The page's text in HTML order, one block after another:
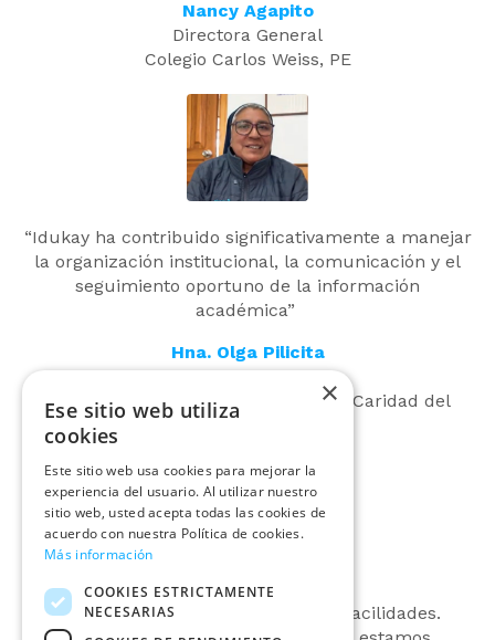
Nancy Agapito
Directora General
Colegio Carlos Weiss, PE
“Idukay ha contribuido significativamente a manejar
la organización institucional, la comunicación y el
seguimiento oportuno de la información
académica”
Hna. Olga Pilicita
Religiosa
Congregación Nuestra Señora de la Caridad del
Buen Pastor
“Idukay nos ha brindado muchas facilidades.
×
Ese sitio web utiliza
cookies
Este sitio web usa cookies para mejorar la
experiencia del usuario. Al utilizar nuestro
sitio web, usted acepta todas las cookies de
acuerdo con nuestra Política de cookies.
Más información
COOKIES ESTRICTAMENTE
NECESARIAS